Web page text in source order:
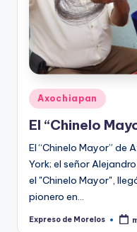
r
el
o
s
Publicado
en
Axochiapan
El “Chinelo
El “Chinelo Mayor” de
York; el señor
el "Chinelo Mayor",
pionero en…
Publicado
Expreso de Morelos